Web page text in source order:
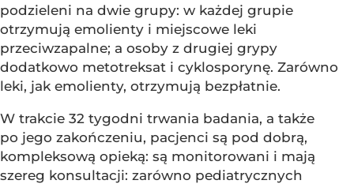
podzieleni na dwie grupy: w każdej grupie
otrzymują emolienty i miejscowe leki
przeciwzapalne; a osoby z drugiej grypy
dodatkowo metotreksat i cyklosporynę. Zarówno
leki, jak emolienty, otrzymują bezpłatnie.
W trakcie 32 tygodni trwania badania, a także
po jego zakończeniu, pacjenci są pod dobrą,
kompleksową opieką: są monitorowani i mają
szereg konsultacji: zarówno pediatrycznych